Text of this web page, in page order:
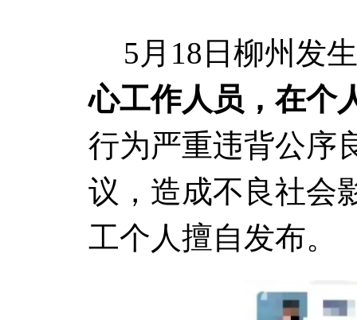
5月18日柳州发
心工作人员，在个
行为严重违背公序
议，造成不良社会
工个人擅自发布。